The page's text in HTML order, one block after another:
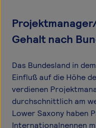
Gehalt nach
Das Bundesland in
Einfluß auf die Höhe
verdienen
durchschnittlich am
Lower Saxony haben
Internationalnennen